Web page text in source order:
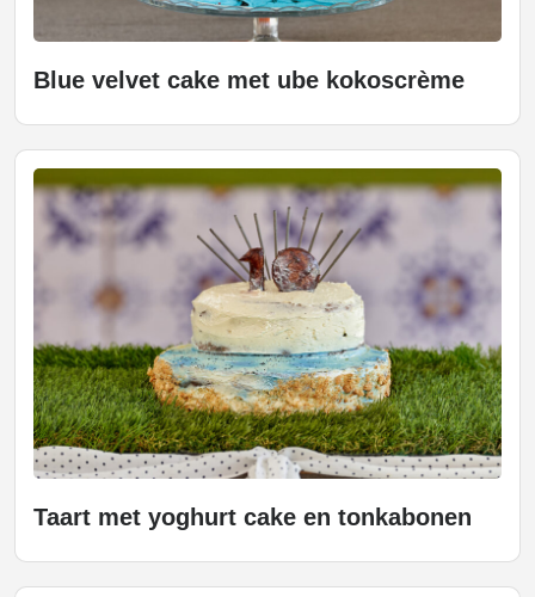
Blue velvet cake met ube kokoscrème
Taart met yoghurt cake en tonkabonen